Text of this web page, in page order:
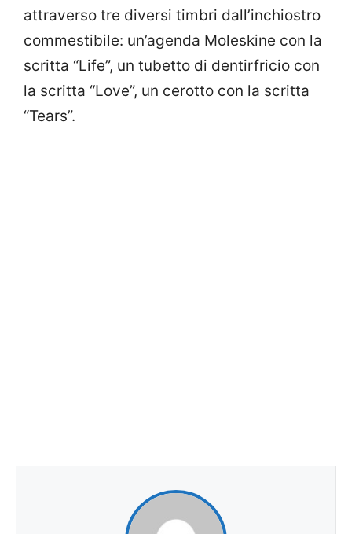
attraverso tre diversi timbri dall’inchiostro
commestibile: un’agenda Moleskine con la
scritta “Life”, un tubetto di dentirfricio con
la scritta “Love”, un cerotto con la scritta
“Tears”.